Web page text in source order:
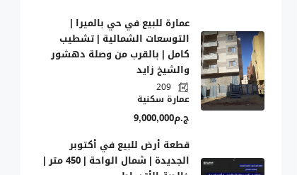
عمارة للبيع في حي بالميرا |
التوسعات الشمالية | تشطيب
كامل | بالقرب من وصلة دهشور
والشيخ زايد
209
عمارة سكنية
ج.م9,000,000
قطعة أرض للبيع في أكتوبر
الجديدة | شمال الواحة | 450 متر |